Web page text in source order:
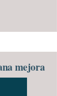
mejora